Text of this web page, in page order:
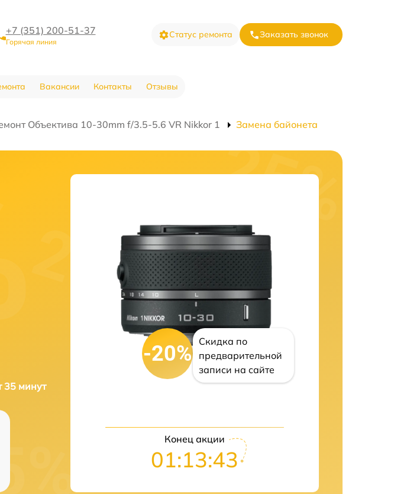
+7 (351) 200-51-37
Горячая линия
Статус ремонта Заказать звонок
Вакансии Контакты Отзывы
Объектива 10-30mm f/3.5-5.6 VR Nikkor 1 Замена байонета
35 минут
-20%
Скидка по
предварительной
записи на сайте
Конец акции
01:13:42